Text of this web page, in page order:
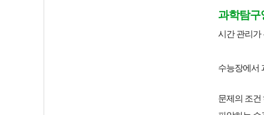
과학탐구
시간 관리가
수능장에서
문제의 조건